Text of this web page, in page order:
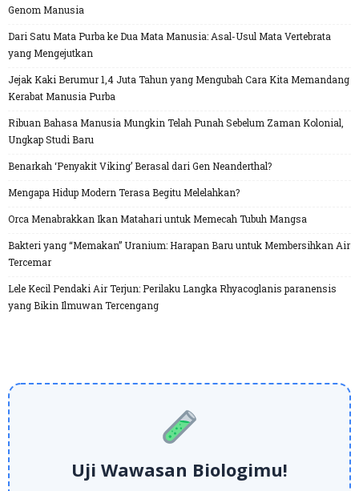
Genom Manusia
Dari Satu Mata Purba ke Dua Mata Manusia: Asal-Usul Mata Vertebrata
yang Mengejutkan
Jejak Kaki Berumur 1,4 Juta Tahun yang Mengubah Cara Kita Memandang
Kerabat Manusia Purba
Ribuan Bahasa Manusia Mungkin Telah Punah Sebelum Zaman Kolonial,
Ungkap Studi Baru
Benarkah ‘Penyakit Viking’ Berasal dari Gen Neanderthal?
Mengapa Hidup Modern Terasa Begitu Melelahkan?
Orca Menabrakkan Ikan Matahari untuk Memecah Tubuh Mangsa
Bakteri yang “Memakan” Uranium: Harapan Baru untuk Membersihkan Air
Tercemar
Lele Kecil Pendaki Air Terjun: Perilaku Langka Rhyacoglanis paranensis
yang Bikin Ilmuwan Tercengang
Uji Wawasan Biologimu!